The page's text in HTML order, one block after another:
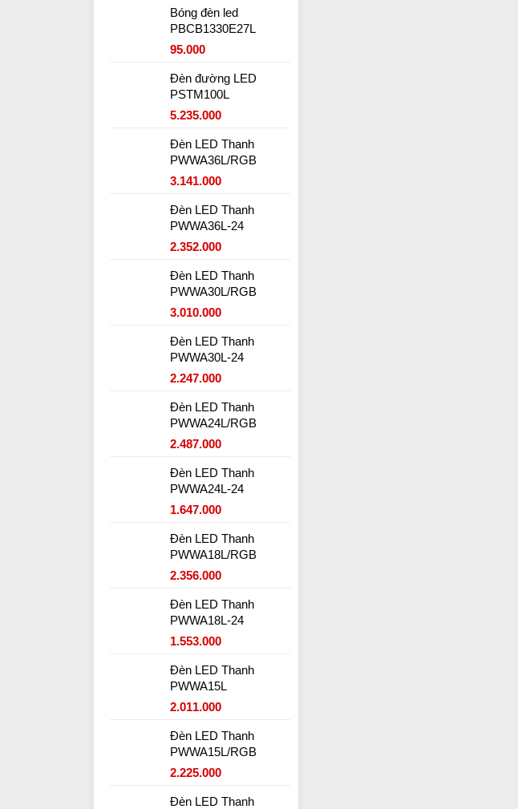
Bóng đèn led
PBCB1330E27L
95.000
Đèn đường LED
PSTM100L
5.235.000
Đèn LED Thanh
PWWA36L/RGB
3.141.000
Đèn LED Thanh
PWWA36L-24
2.352.000
Đèn LED Thanh
PWWA30L/RGB
3.010.000
Đèn LED Thanh
PWWA30L-24
2.247.000
Đèn LED Thanh
PWWA24L/RGB
2.487.000
Đèn LED Thanh
PWWA24L-24
1.647.000
Đèn LED Thanh
PWWA18L/RGB
2.356.000
Đèn LED Thanh
PWWA18L-24
1.553.000
Đèn LED Thanh
PWWA15L
2.011.000
Đèn LED Thanh
PWWA15L/RGB
2.225.000
Đèn LED Thanh